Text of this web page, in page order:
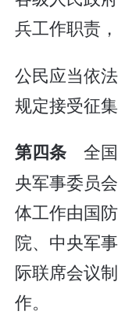
兵工作职责
公民应当依
规定接受征集
第四条 全
央军事委员
体工作由国
院、中央军
际联席会议
作。